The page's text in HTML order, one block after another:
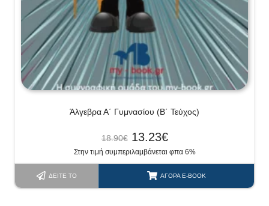
Άλγεβρα Α΄ Γυμνασίου (Β΄ Τεύχος)
18.90€ 13.23€
Στην τιμή συμπεριλαμβάνεται φπα 6%
ΔΕΊΤΕ ΤΟ ΑΓΟΡΆ E-BOOK